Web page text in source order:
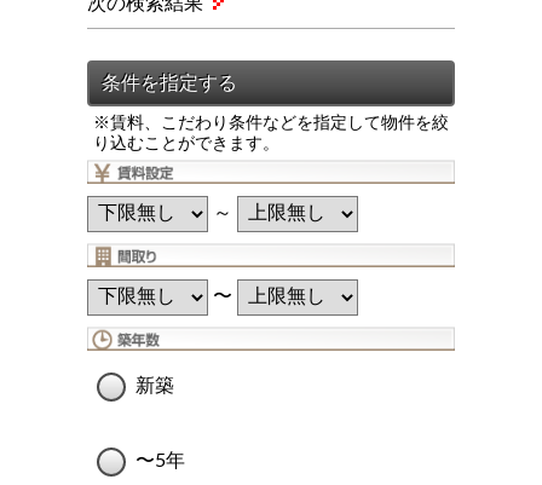
※賃料、こだわり条件などを指定して物件を絞
り込むことができます。
～
〜
新築
〜5年